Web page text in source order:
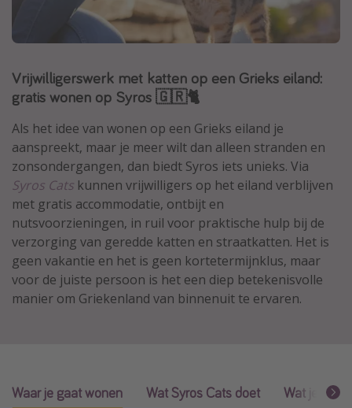
Sardinie
Malta
Madeira
Egypte
Bali
Type vakantie
Overzicht
Weekendje weg
Autoverhuur
Vroegboeker
Zonvakanties
Vrijwilligerswerk met katten op een Grieks eiland:
gratis wonen op Syros 🇬🇷🐈
Als het idee van wonen op een Grieks eiland je
aanspreekt, maar je meer wilt dan alleen stranden en
zonsondergangen, dan biedt Syros iets unieks. Via
Syros Cats kunnen vrijwilligers op het eiland verblijven
met gratis accommodatie, ontbijt en
nutsvoorzieningen, in ruil voor praktische hulp bij de
verzorging van geredde katten en straatkatten. Het is
geen vakantie en het is geen kortetermijnklus, maar
voor de juiste persoon is het een diep betekenisvolle
manier om Griekenland van binnenuit te ervaren.
Waar je gaat wonen Wat Syros Cats doet Wat je